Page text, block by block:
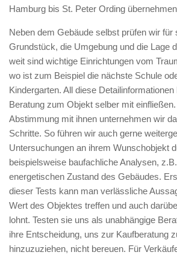
Hamburg bis St. Peter Ording
Neben dem Gebäude selbst prüfen wir für
Grundstück, die Umgebung und die Lage
weit sind wichtige Einrichtungen vom
wo ist zum Beispiel die nächste Schule
Kindergarten. All diese
Beratung zum Objekt selber mit
Abstimmung mit ihnen unternehmen wir
Schritte. So führen wir auch gerne
Untersuchungen an ihrem Wunschobjekt
beispielsweise baufachliche Analysen,
energetischen Zustand des Gebäudes.
dieser Tests kann man verlässliche
Wert des Objektes treffen und auch
lohnt. Testen sie uns als unabhängige
ihre Entscheidung, uns zur Kaufberatung
hinzuzuziehen, nicht bereuen. Für